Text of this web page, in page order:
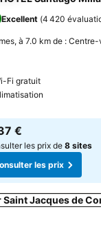
Excellent (4 420
à 7.0 km de :
Fi gratuit
€
les prix de 8 sites
les prix
Jacques de